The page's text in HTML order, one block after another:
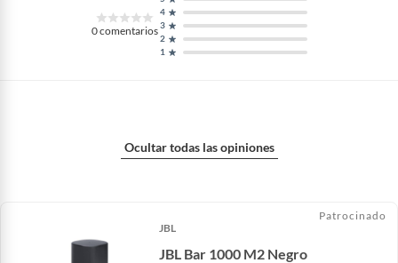
0comentarios
1
2
3
4
Ocultar todas las opiniones
JBL
JBL Bar 1000 M2 Negro
Patrocinado